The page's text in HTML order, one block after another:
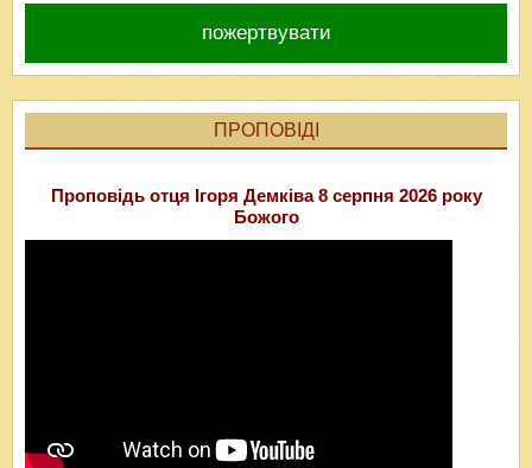
пожертвувати
ПРОПОВІДІ
Проповідь отця Ігоря Демківа 8 серпня 2026 року
Божого